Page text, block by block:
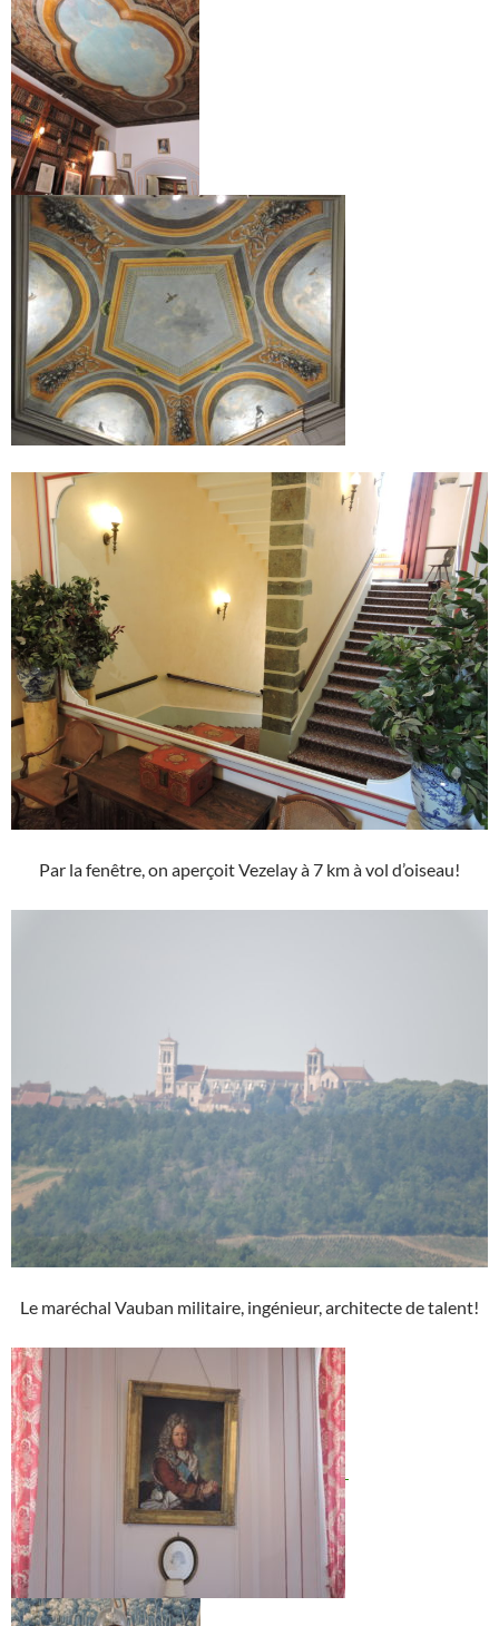
Par la fenêtre, on aperçoit Vezelay à 7 km à vol d’oiseau!
Le maréchal Vauban militaire, ingénieur, architecte de talent!